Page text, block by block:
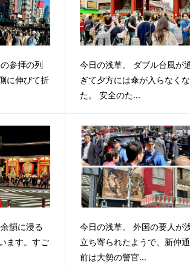
参拝の列
に伸びて折
今日の浅草。 ダブル台風が
ぎて夕方には傘が入らなく
た。 安全のた...
韻に浸る
ます。すご
今日の浅草。 外国の要人が
立ち寄られたようで、新仲
前は大勢の警官...